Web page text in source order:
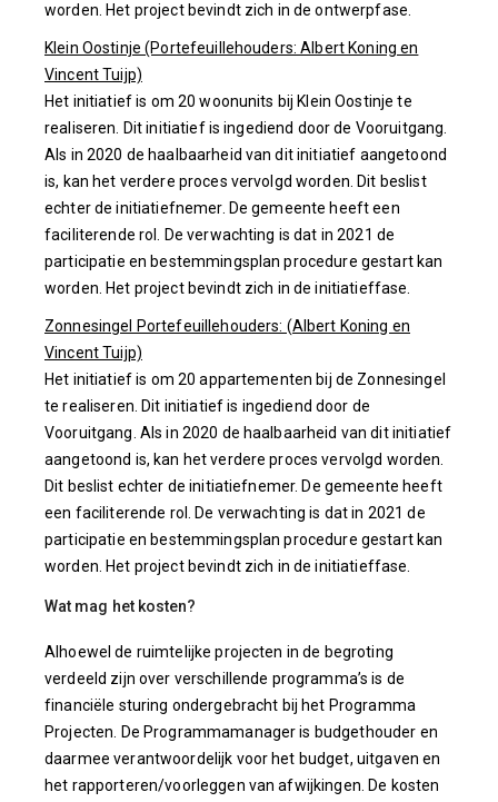
worden. Het project bevindt zich in de ontwerpfase.
Klein Oostinje (Portefeuillehouders: Albert Koning en
Vincent Tuijp)
Het initiatief is om 20 woonunits bij Klein Oostinje te
realiseren. Dit initiatief is ingediend door de Vooruitgang.
Als in 2020 de haalbaarheid van dit initiatief aangetoond
is, kan het verdere proces vervolgd worden. Dit beslist
echter de initiatiefnemer. De gemeente heeft een
faciliterende rol. De verwachting is dat in 2021 de
participatie en bestemmingsplan procedure gestart kan
worden. Het project bevindt zich in de initiatieffase.
Zonnesingel Portefeuillehouders: (Albert Koning en
Vincent Tuijp)
Het initiatief is om 20 appartementen bij de Zonnesingel
te realiseren. Dit initiatief is ingediend door de
Vooruitgang. Als in 2020 de haalbaarheid van dit initiatief
aangetoond is, kan het verdere proces vervolgd worden.
Dit beslist echter de initiatiefnemer. De gemeente heeft
een faciliterende rol. De verwachting is dat in 2021 de
participatie en bestemmingsplan procedure gestart kan
worden. Het project bevindt zich in de initiatieffase.
Wat mag het kosten?
Alhoewel de ruimtelijke projecten in de begroting
verdeeld zijn over verschillende programma’s is de
financiële sturing ondergebracht bij het Programma
Projecten. De Programmamanager is budgethouder en
daarmee verantwoordelijk voor het budget, uitgaven en
het rapporteren/voorleggen van afwijkingen. De kosten